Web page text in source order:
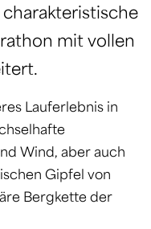
mit vollen
Lauferlebnis in
Wind, aber auch
Gipfel von
Bergkette der